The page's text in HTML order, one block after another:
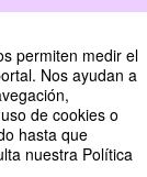
permiten medir el
Nos ayudan a
de cookies o
hasta que
nuestra Política
ante el femicidio"
de Estudios de